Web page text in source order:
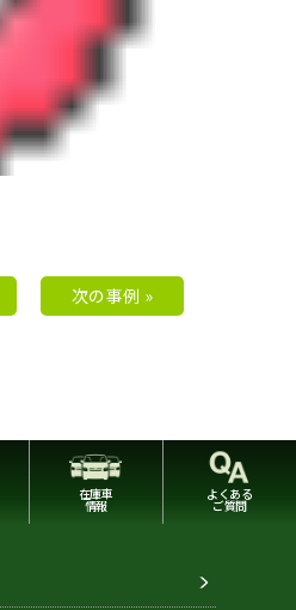
次の事例 »
在庫車
情報
よくある
ご質問